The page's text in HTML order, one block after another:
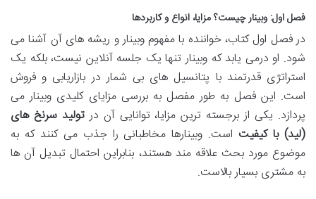
فصل اول: وبینار چیست؟ مزایا، انواع و کاربردها
در فصل اول کتاب، خواننده با مفهوم وبینار و ریشه های آن آشنا می
شود. او درمی یابد که وبینار تنها یک جلسه آنلاین نیست، بلکه یک
استراتژی قدرتمند با پتانسیل های بی شمار در بازاریابی و فروش
است. این فصل به طور مفصل به بررسی مزایای کلیدی وبینار می
پردازد. یکی از برجسته ترین مزایا، توانایی آن درتولید سرنخ های
(لید) با کیفیت است. وبینارها مخاطبانی را جذب می کنند که به
موضوع مورد بحث علاقه مند هستند، بنابراین احتمال تبدیل آن ها
به مشتری بسیار بالاست.